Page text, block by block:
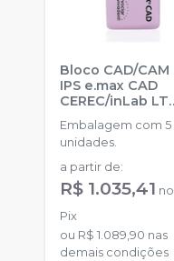
Bloco CAD/CAM
IPS e.max CAD
CEREC/inLab LT
C16
-
Embalagem com 5
unidades.
a partir de:
R$ 1.035,41 no
Pix
ou R$ 1.089,90 nas
demais condições